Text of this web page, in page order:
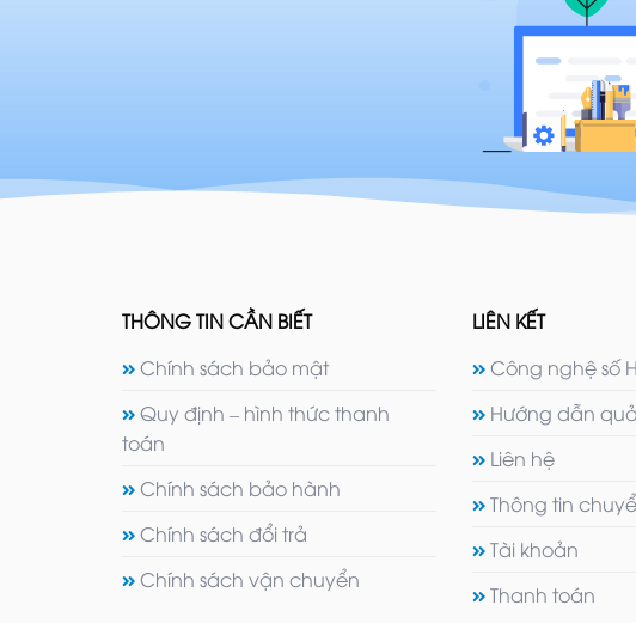
THÔNG TIN CẦN BIẾT
Chính sách bảo mật
Quy định – hình thức thanh
toán
Chính sách bảo hành
Chính sách đổi trả
Chính sách vận chuyển
LIÊN KẾT
Công nghệ số
Hướng dẫn
Liên hệ
Thông tin
Tài khoản
Thanh toán